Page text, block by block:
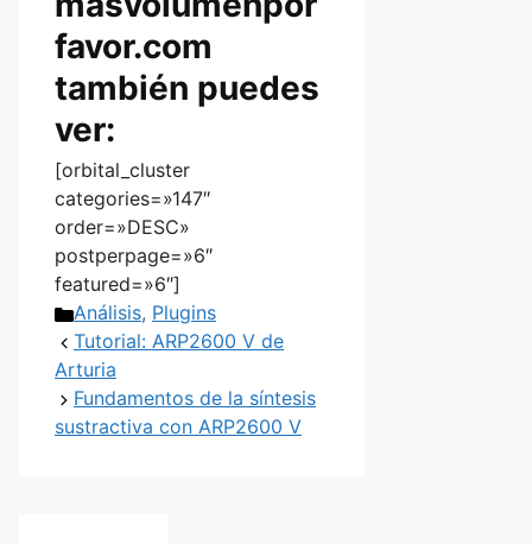
favor.com
también puedes
ver:
[orbital_cluster
categories=»147″
order=»DESC»
postperpage=»6″
featured=»6″]
Categorías
Análisis, Plugins
Tutorial: ARP2600 V de
Arturia
Fundamentos de la síntesis
sustractiva con ARP2600 V